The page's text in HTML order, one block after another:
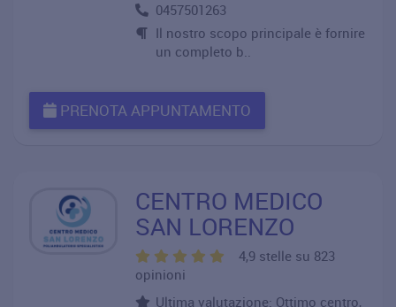
0457501263
Il nostro scopo principale è fornire
un completo b..
PRENOTA APPUNTAMENTO
CENTRO MEDICO
SAN LORENZO
4,9 stelle su 823
opinioni
Ultima valutazione: Ottimo centro,